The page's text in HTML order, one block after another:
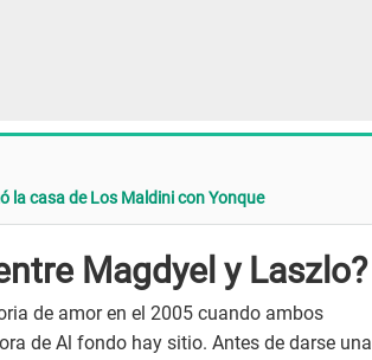
la casa de Los Maldini con Yonque
Magdyel y Laszlo?
de amor en el 2005 cuando ambos
de Al fondo hay sitio. Antes de darse una